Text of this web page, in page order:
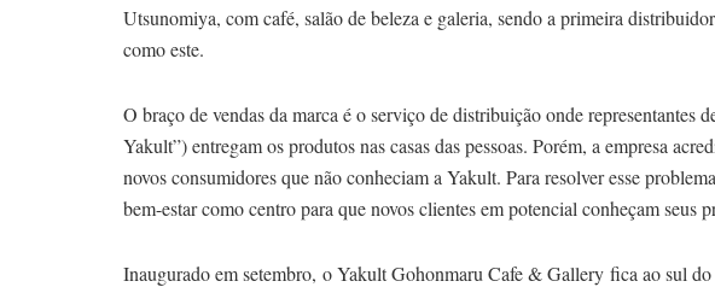
Utsunomiya, com café, salão de beleza e galeria, sendo a primeira
como este.
O braço de vendas da marca é o serviço de distribuição onde representantes
Yakult”) entregam os produtos nas casas das pessoas. Porém, a empresa
novos consumidores que não conheciam a Yakult. Para resolver esse
bem-estar como centro para que novos clientes em potencial conheçam seus
Inaugurado em setembro, o Yakult Gohonmaru Cafe & Gallery fica ao sul do